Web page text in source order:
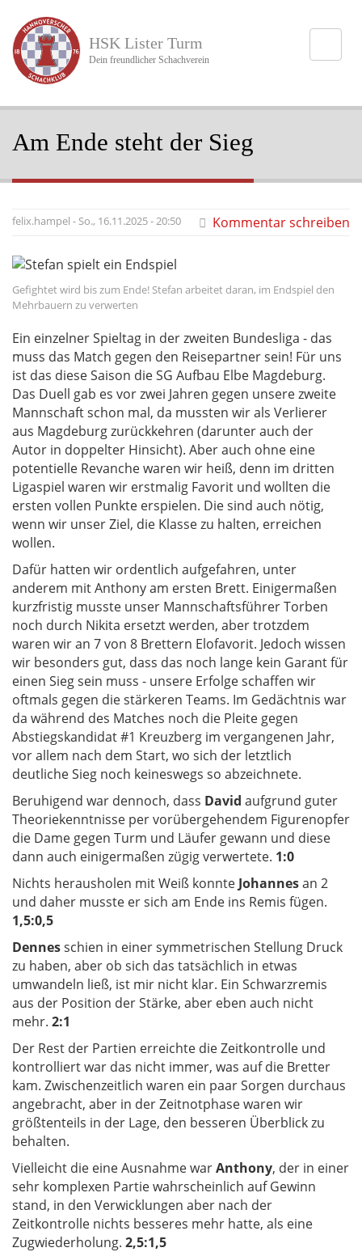
zum
Inhalt
HSK Lister Turm
Dein freundlicher Schachverein
Am Ende steht der Sieg
felix.hampel - So., 16.11.2025 - 20:50 Kommentar schreiben
Bildunterschrift
Hauptbild
Gefightet wird bis zum Ende! Stefan arbeitet daran, im Endspiel den
Mehrbauern zu verwerten
Ein einzelner Spieltag in der zweiten Bundesliga - das
muss das Match gegen den Reisepartner sein! Für uns
ist das diese Saison die SG Aufbau Elbe Magdeburg.
Das Duell gab es vor zwei Jahren gegen unsere zweite
Mannschaft schon mal, da mussten wir als Verlierer
aus Magdeburg zurückkehren (darunter auch der
Autor in doppelter Hinsicht). Aber auch ohne eine
potentielle Revanche waren wir heiß, denn im dritten
Ligaspiel waren wir erstmalig Favorit und wollten die
ersten vollen Punkte erspielen. Die sind auch nötig,
wenn wir unser Ziel, die Klasse zu halten, erreichen
wollen.
Dafür hatten wir ordentlich aufgefahren, unter
anderem mit Anthony am ersten Brett. Einigermaßen
kurzfristig musste unser Mannschaftsführer Torben
noch durch Nikita ersetzt werden, aber trotzdem
waren wir an 7 von 8 Brettern Elofavorit. Jedoch wissen
wir besonders gut, dass das noch lange kein Garant für
einen Sieg sein muss - unsere Erfolge schaffen wir
oftmals gegen die stärkeren Teams. Im Gedächtnis war
da während des Matches noch die Pleite gegen
Abstiegskandidat #1 Kreuzberg im vergangenen Jahr,
vor allem nach dem Start, wo sich der letztlich
deutliche Sieg noch keineswegs so abzeichnete.
Beruhigend war dennoch, dass David aufgrund guter
Theoriekenntnisse per vorübergehendem Figurenopfer
die Dame gegen Turm und Läufer gewann und diese
dann auch einigermaßen zügig verwertete. 1:0
Nichts herausholen mit Weiß konnte Johannesan 2
und daher musste er sich am Ende ins Remis fügen.
1,5:0,5
Dennesschien in einer symmetrischen Stellung Druck
zu haben, aber ob sich das tatsächlich in etwas
umwandeln ließ, ist mir nicht klar. Ein Schwarzremis
aus der Position der Stärke, aber eben auch nicht
mehr. 2:1
Der Rest der Partien erreichte die Zeitkontrolle und
kontrolliert war das nicht immer, was auf die Bretter
kam. Zwischenzeitlich waren ein paar Sorgen durchaus
angebracht, aber in der Zeitnotphase waren wir
größtenteils in der Lage, den besseren Überblick zu
behalten.
Vielleicht die eine Ausnahme warAnthony, der in einer
sehr komplexen Partie wahrscheinlich auf Gewinn
stand, in den Verwicklungen aber nach der
Zeitkontrolle nichts besseres mehr hatte, als eine
Zugwiederholung. 2,5:1,5